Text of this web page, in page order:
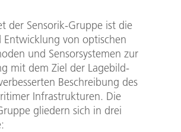
der Sensorik-Gruppe ist die
Entwicklung von optischen
und Sensorsystemen zur
mit dem Ziel der Lagebild-
Beschreibung des
Infrastrukturen. Die
gliedern sich in drei